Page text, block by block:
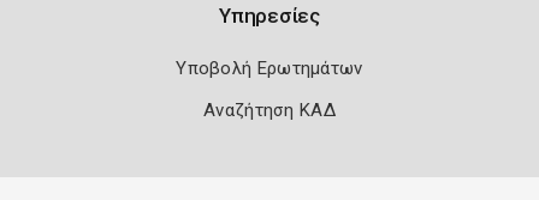
Υπηρεσίες
Υποβολή Ερωτημάτων
Αναζήτηση ΚΑΔ